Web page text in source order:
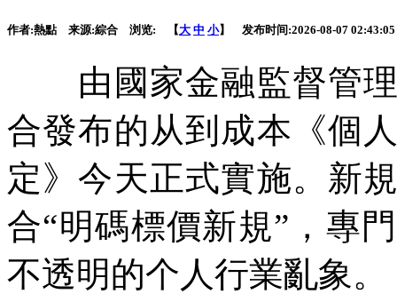
作者:熱點 来源:綜合 浏览: 【大 中 小】 发布时间:2026-08-07 02:43:05
由國家金融監督管理
合發布的从到成本《個
定》今天正式實施。新
合“明碼標價新規”，專
不透明的个人行業亂象。